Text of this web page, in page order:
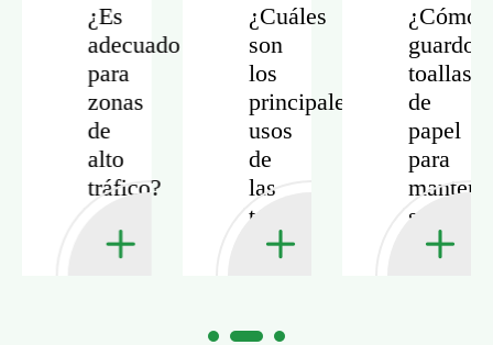
¿Es
adecuado
para
zonas
de
alto
tráfico?
¿Cuáles
son
los
principales
usos
de
las
toallas
de
papel?
¿Cómo
guardo
toallas
de
papel
para
su
calidad?